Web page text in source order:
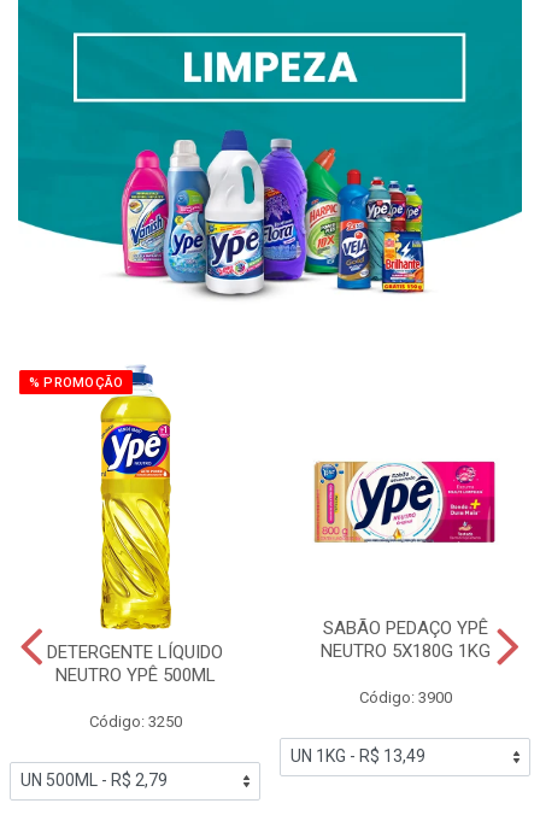
% PROMOÇÃO
DETERGENTE LÍQUIDO
NEUTRO YPÊ 500ML
Código: 3250
SABÃO PEDAÇO YPÊ
NEUTRO 5X180G 1KG
Código: 3900